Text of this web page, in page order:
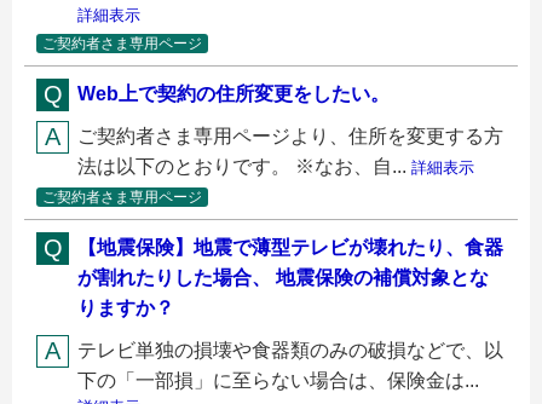
詳細表示
ご契約者さま専用ページ
Web上で契約の住所変更をしたい。
ご契約者さま専用ページより、住所を変更する方
法は以下のとおりです。 ※なお、自... 詳細表示
ご契約者さま専用ページ
【地震保険】地震で薄型テレビが壊れたり、食器
が割れたりした場合、 地震保険の補償対象とな
りますか？
テレビ単独の損壊や食器類のみの破損などで、以
下の「一部損」に至らない場合は、保険金は...